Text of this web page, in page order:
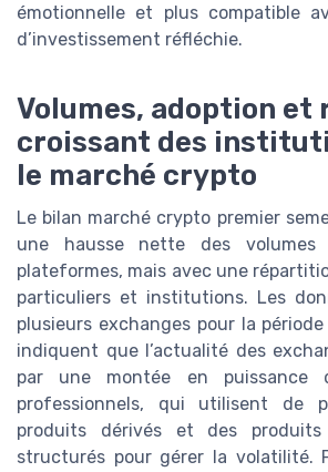
émotionnelle et plus compatible
d’investissement réfléchie.
Volumes, adoption et
croissant des
le marché crypto
Le bilan marché crypto premier
une hausse nette des volumes
plateformes, mais avec une
particuliers et institutions. Les
plusieurs exchanges pour la
indiquent que l’actualité des
par une montée en puissance
professionnels, qui utilisent de
produits dérivés et des produits
structurés pour gérer la volatilité.